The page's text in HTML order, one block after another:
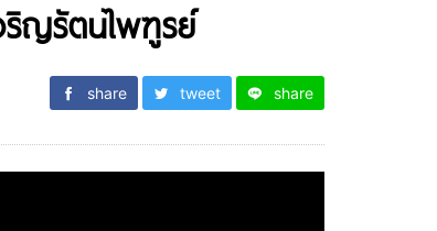
ญรัตนไพฑูรย์
share tweet share